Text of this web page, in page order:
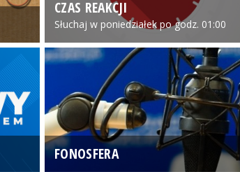
CZAS REAKCJI
Słuchaj w poniedziałek po godz. 01:00
FONOSFERA